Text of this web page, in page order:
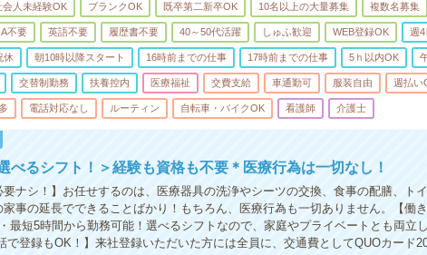
会人未経験OK ブランクOK 既卒第二新卒OK 10名以上の大量募集 複数名募集
不要 英語不要 履歴書不要 40～50代活躍 しゅふ歓迎 WEB登録OK 週4
休 朝10時以降スタート 16時前までの仕事 17時前までの仕事 5ｈ以内OK
交替制勤務 扶養控内 医療福祉 交費支給 車通勤可 服装自由 週払い
電話対応なし ルーティン 自転車・バイクOK 看護師 介護士
べるシフト！＞経験も資格も不要＊医療行為は一切なし！
要ナシ！】お任せするのは、医療器具の洗浄やシーツの交換、食事の配膳、ト
事の延長でできることばかり！もちろん、医療行為も一切ありません。【働き
最短5時間から勤務可能！選べるシフトなので、家庭やプライベートとも両立
で登録もOK！】来社登録いただいた方には全員に、交通費としてQUOカード